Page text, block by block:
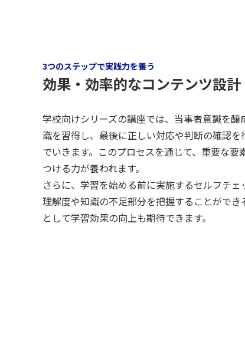
3つのステップで実践力を養う
効果・効率的なコンテンツ設計
学校向けシリーズの講座では、当事者意識を
識を習得し、最後に正しい対応や判断の確認
でいきます。このプロセスを通じて、重要な
つける力が養われます。
さらに、学習を始める前に実施するセルフチ
理解度や知識の不足部分を把握することがで
として学習効果の向上も期待できます。